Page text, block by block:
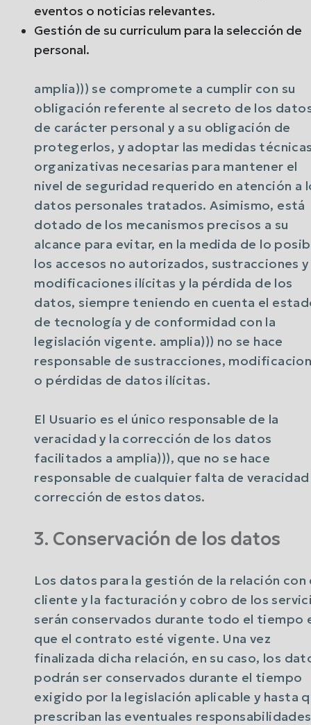
eventos o noticias relevantes.
Gestión de su curriculum para la selección de
personal.
amplia))) se compromete a cumplir con su
obligación referente al secreto de los
de carácter personal y a su obligación de
protegerlos, y adoptar las medidas
organizativas necesarias para mantener el
nivel de seguridad requerido en atención a
datos personales tratados. Asimismo, está
dotado de los mecanismos precisos a su
alcance para evitar, en la medida de lo
los accesos no autorizados, sustracciones y
modificaciones ilícitas y la pérdida de los
datos, siempre teniendo en cuenta el
de tecnología y de conformidad con la
legislación vigente. amplia))) no se hace
responsable de sustracciones,
o pérdidas de datos ilícitas.
El Usuario es el único responsable de la
veracidad y la corrección de los datos
facilitados a amplia))), que no se hace
responsable de cualquier falta de
corrección de estos datos.
3. Conservación de los datos
Los datos para la gestión de la relación con
cliente y la facturación y cobro de los
serán conservados durante todo el tiempo
que el contrato esté vigente. Una vez
finalizada dicha relación, en su caso, los
podrán ser conservados durante el tiempo
exigido por la legislación aplicable y hasta
prescriban las eventuales responsabilidades